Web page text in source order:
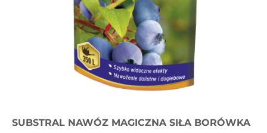
SUBSTRAL NAWÓZ MAGICZNA SIŁA BORÓWKA